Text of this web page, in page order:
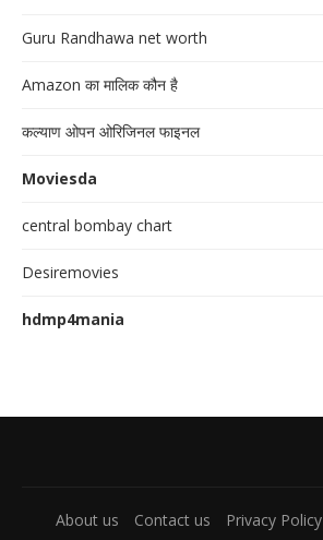
Guru Randhawa net worth
Amazon का मालिक कौन है
कल्याण ओपन ओरिजिनल फाइनल
Moviesda
central bombay chart
Desiremovies
hdmp4mania
About us Contact us Privacy Policy